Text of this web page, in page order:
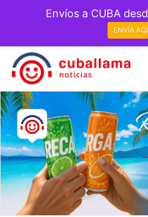
Envíos a CUBA
ENVÍA